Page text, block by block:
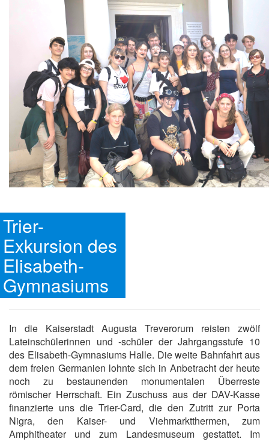
Trier-
Exkursion des
Elisabeth-
Gymnasiums
In die Kaiserstadt Augusta Treverorum reisten zwölf
Lateinschülerinnen und -schüler der Jahrgangsstufe 10
des Elisabeth-Gymnasiums Halle. Die weite Bahnfahrt aus
dem freien Germanien lohnte sich in Anbetracht der heute
noch zu bestaunenden monumentalen Überreste
römischer Herrschaft. Ein Zuschuss aus der DAV-Kasse
finanzierte uns die Trier-Card, die den Zutritt zur Porta
Nigra, den Kaiser- und Viehmarktthermen, zum
Amphitheater und zum Landesmuseum gestattet. Im